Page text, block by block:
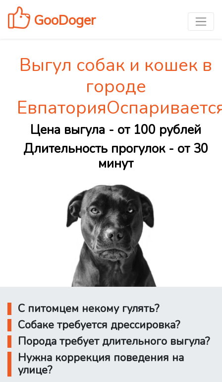
GooDoger
Выгул собак и кошек в
городе
Цена выгула - от 100 рублей
Длительность прогулок - от 30
минут
С питомцем некому гулять?
Собаке требуется дрессировка?
Порода требует длительного выгула?
Нужна коррекция поведения на
улице?